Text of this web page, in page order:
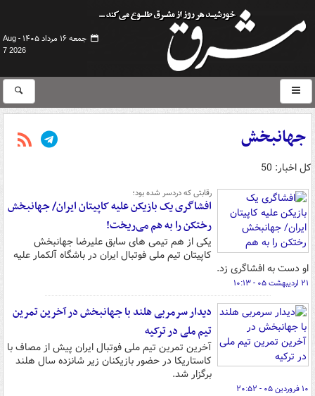
جمعه ۱۶ مرداد ۱۴۰۵ -
Aug
7 2026
جهانبخش
کل اخبار: 50
رقابتی که دردسر شده بود؛
افشاگری یک بازیکن علیه کاپیتان ایران/ جهانبخش
رختکن را به هم می‌ریخت!
یکی از هم تیمی های سابق علیرضا جهانبخش
کاپیتان تیم ملی فوتبال ایران در باشگاه آلکمار علیه
او دست به افشاگری زد.
۲۱ اردیبهشت ۰۵ - ۱۰:۱۳
دیدار سرمربی هلند با جهانبخش در آخرین تمرین
تیم ملی در ترکیه
آخرین تمرین تیم ملی فوتبال ایران پیش از مصاف با
کاستاریکا در حضور بازیکنان زیر شانزده سال هلند
برگزار شد.
۱۰ فروردین ۰۵ - ۲۰:۵۲